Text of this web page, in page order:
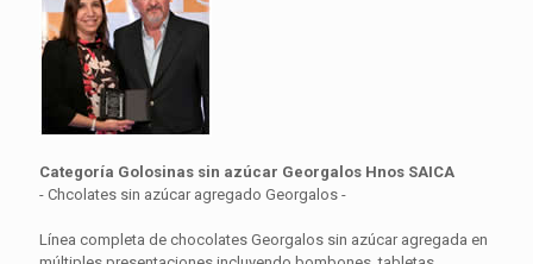
Categoría Golosinas sin azúcar Georgalos Hnos SAICA
- Chcolates sin azúcar agregado Georgalos -
Línea completa de chocolates Georgalos sin azúcar agregada en